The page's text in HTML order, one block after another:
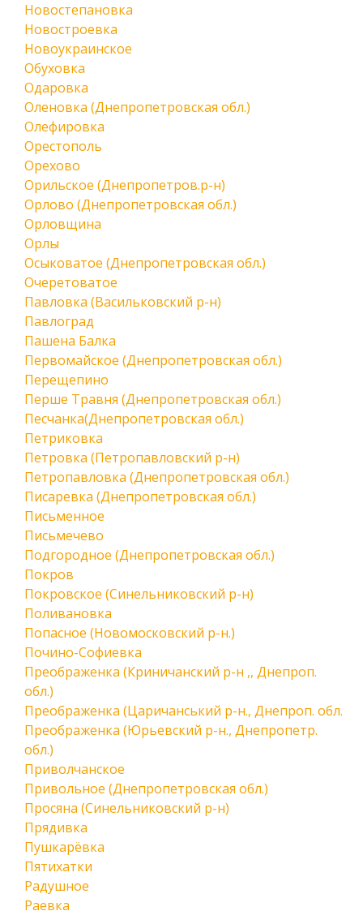
Новостепановка
Новостроевка
Новоукраинское
Обуховка
Одаровка
Оленовка (Днепропетровская обл.)
Олефировка
Орестополь
Орехово
Орильское (Днепропетров.р-н)
Орлово (Днепропетровская обл.)
Орловщина
Орлы
Осыковатое (Днепропетровская обл.)
Очеретоватое
Павловка (Васильковский р-н)
Павлоград
Пашена Балка
Первомайское (Днепропетровская обл.)
Перещепино
Перше Травня (Днепропетровская обл.)
Песчанка(Днепропетровская обл.)
Петриковка
Петровка (Петропавловский р-н)
Петропавловка (Днепропетровская обл.)
Писаревка (Днепропетровская обл.)
Письменное
Письмечево
Подгородное (Днепропетровская обл.)
Покров
Покровское (Синельниковский р-н)
Поливановка
Попасное (Новомосковский р-н.)
Почино-Софиевка
Преображенка (Криничанский р-н ,, Днепроп.
обл.)
Преображенка (Царичанський р-н., Днепроп. обл.
Преображенка (Юрьевский р-н., Днепропетр.
обл.)
Приволчанское
Привольное (Днепропетровская обл.)
Просяна (Синельниковский р-н)
Прядивка
Пушкарёвка
Пятихатки
Радушное
Раевка